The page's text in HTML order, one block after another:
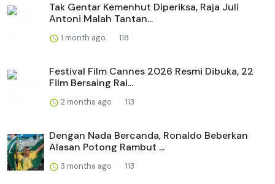
Tak Gentar Kemenhut Diperiksa, Raja Juli
Antoni Malah Tantan...
1 month ago 118
Festival Film Cannes 2026 Resmi Dibuka, 22
Film Bersaing Rai...
2 months ago 113
Dengan Nada Bercanda, Ronaldo Beberkan
Alasan Potong Rambut ...
3 months ago 113